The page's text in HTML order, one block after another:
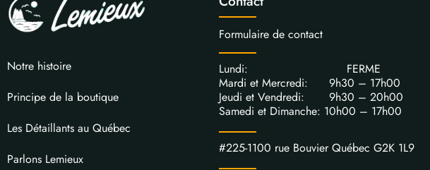
Notre histoire
Principe de la boutique
Les Détaillants au Québec
Parlons Lemieux
Formulaire de contact
Lundi: FERME
Mardi et Mercredi: 9h30 – 17h00
Jeudi et Vendredi: 9h30 – 20h00
Samedi et Dimanche: 10h00 – 17h00
#225-1100 rue Bouvier Québec G2K 1L9